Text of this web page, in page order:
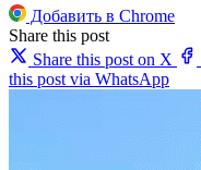
Добавить в Chrome
Share this post
Share this post on X
this post via WhatsApp